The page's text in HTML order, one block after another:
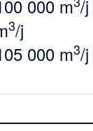
000 m /j
3/j
000 m3/j